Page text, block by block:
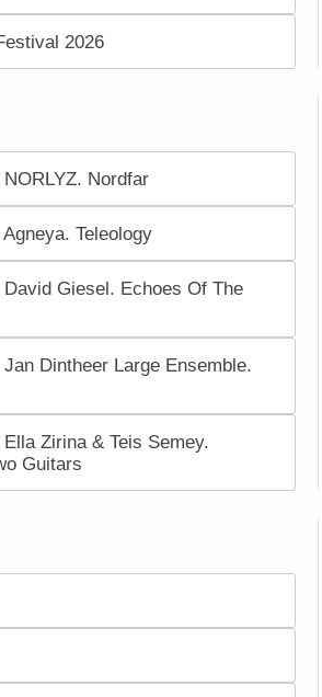
2026
Nordfar
Teleology
Giesel. Echoes Of The
Dintheer Large Ensemble.
Zirina & Teis Semey.
Guitars